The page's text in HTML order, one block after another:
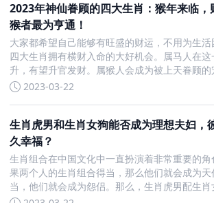
2023年神仙眷顾的四大生肖：猴年来临
猴者最为亨通！
大家都希望自己能够有旺盛的财运，不用为生
四大生肖拥有横财入命的大好机会。属马人在
升，有望升官发财。属猴人会成为被上天眷顾
厚，还有理想中的生活。属猪人的面部气色红润
2023-03-22
生肖虎男和生肖女狗能否成为理想夫妇，
久幸福？
生肖组合在中国文化中一直扮演着非常重要的
果两个人的生肖组合得当，那么他们就会成为
当，他们就会成为怨侣。那么，生肖虎男配生
组合可以结为夫妻吗？让我们来了解一下。 答案